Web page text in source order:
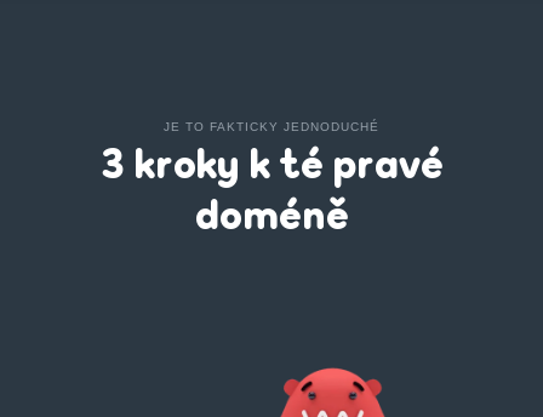
JE TO FAKTICKY JEDNODUCHÉ
3 kroky k té pravé
doméně